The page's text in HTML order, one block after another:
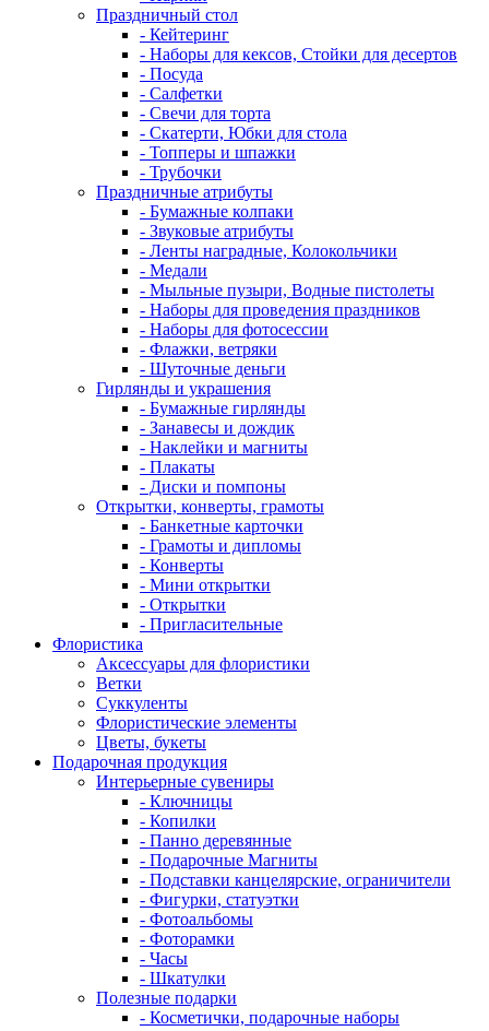
Праздничный стол
- Кейтеринг
- Наборы для кексов, Стойки для десертов
- Посуда
- Салфетки
- Свечи для торта
- Скатерти, Юбки для стола
- Топперы и шпажки
- Трубочки
Праздничные атрибуты
- Бумажные колпаки
- Звуковые атрибуты
- Ленты наградные, Колокольчики
- Медали
- Мыльные пузыри, Водные пистолеты
- Наборы для проведения праздников
- Наборы для фотосессии
- Флажки, ветряки
- Шуточные деньги
Гирлянды и украшения
- Бумажные гирлянды
- Занавесы и дождик
- Наклейки и магниты
- Плакаты
- Диски и помпоны
Открытки, конверты, грамоты
- Банкетные карточки
- Грамоты и дипломы
- Конверты
- Мини открытки
- Открытки
- Пригласительные
Флористика
Аксессуары для флористики
Ветки
Суккуленты
Флористические элементы
Цветы, букеты
Подарочная продукция
Интерьерные сувениры
- Ключницы
- Копилки
- Панно деревянные
- Подарочные Магниты
- Подставки канцелярские, ограничители
- Фигурки, статуэтки
- Фотоальбомы
- Фоторамки
- Часы
- Шкатулки
Полезные подарки
- Косметички, подарочные наборы